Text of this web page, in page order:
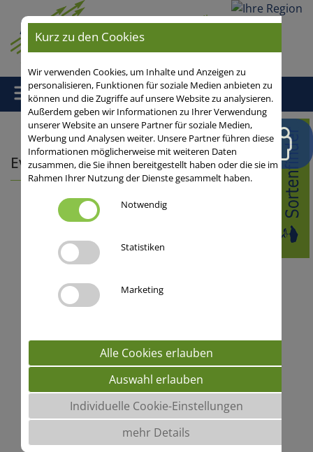
Ihre
Home/ Aktuelle Veranstaltungen der SAATEN-UNION GmbH
Events
18.08.2026
Maisfeldabend in Fellbach-
70736 Fellbach-Schmiden
Maisabend in Sevelten
49692 Sevelten
mehr...
Kurz zu den Cookies
Wir verwenden Cookies, um Inhalte und Anzeigen zu
personalisieren, Funktionen für soziale Medien anbieten zu
können und die Zugriffe auf unsere Website zu analysieren.
Außerdem geben wir Informationen zu Ihrer Verwendung
unserer Website an unsere Partner für soziale Medien,
Werbung und Analysen weiter. Unsere Partner führen diese
Informationen möglicherweise mit weiteren Daten
zusammen, die Sie ihnen bereitgestellt haben oder die sie im
Rahmen Ihrer Nutzung der Dienste gesammelt haben.
Notwendig
Statistiken
Marketing
Alle Cookies erlauben
Auswahl erlauben
Individuelle Cookie-Einstellungen
mehr Details